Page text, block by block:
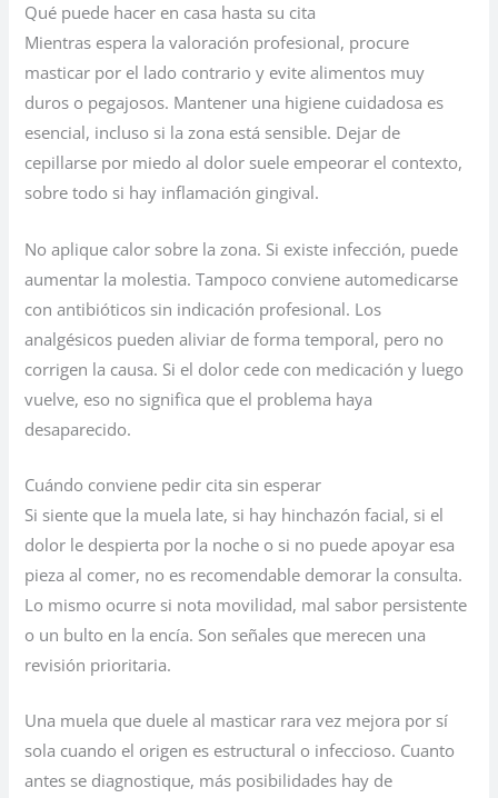
Qué puede hacer en casa hasta su cita
Mientras espera la valoración profesional, procure
masticar por el lado contrario y evite alimentos muy
duros o pegajosos. Mantener una higiene cuidadosa es
esencial, incluso si la zona está sensible. Dejar de
cepillarse por miedo al dolor suele empeorar el contexto,
sobre todo si hay inflamación gingival.
No aplique calor sobre la zona. Si existe infección, puede
aumentar la molestia. Tampoco conviene automedicarse
con antibióticos sin indicación profesional. Los
analgésicos pueden aliviar de forma temporal, pero no
corrigen la causa. Si el dolor cede con medicación y luego
vuelve, eso no significa que el problema haya
desaparecido.
Cuándo conviene pedir cita sin esperar
Si siente que la muela late, si hay hinchazón facial, si el
dolor le despierta por la noche o si no puede apoyar esa
pieza al comer, no es recomendable demorar la consulta.
Lo mismo ocurre si nota movilidad, mal sabor persistente
o un bulto en la encía. Son señales que merecen una
revisión prioritaria.
Una muela que duele al masticar rara vez mejora por sí
sola cuando el origen es estructural o infeccioso. Cuanto
antes se diagnostique, más posibilidades hay de